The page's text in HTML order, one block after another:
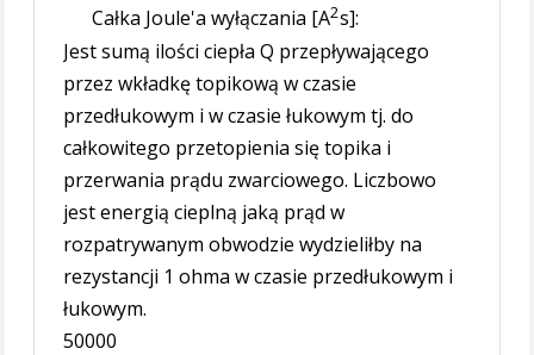
Całka Joule'a wyłączania [A2s]:
Jest sumą ilości ciepła Q przepływającego
przez wkładkę topikową w czasie
przedłukowym i w czasie łukowym tj. do
całkowitego przetopienia się topika i
przerwania prądu zwarciowego. Liczbowo
jest energią cieplną jaką prąd w
rozpatrywanym obwodzie wydzieliłby na
rezystancji 1 ohma w czasie przedłukowym i
łukowym.
50000